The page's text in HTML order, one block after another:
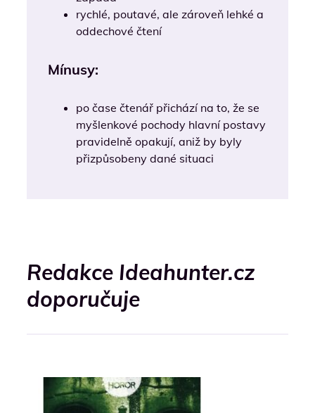
rychlé, poutavé, ale zároveň lehké a
oddechové čtení
Mínusy:
po čase čtenář přichází na to, že se
myšlenkové pochody hlavní postavy
pravidelně opakují, aniž by byly
přizpůsobeny dané situaci
Redakce Ideahunter.cz
doporučuje